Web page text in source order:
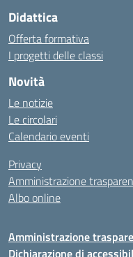
Didattica
Offerta formativa
I progetti delle classi
Novità
Le notizie
Le circolari
Calendario eventi
Privacy
Amministrazione
Albo online
Amministrazione
Dichiarazione di